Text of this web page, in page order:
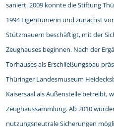
saniert. 2009 konnte die Stiftung
1994 Eigentümerin und zunächst
Stützmauern beschäftigt, mit der
Zeughauses beginnen. Nach der
Torhauses als Erschließungsbau
Thüringer Landesmuseum
Kaisersaal als Außenstelle betreibt,
Zeughaussammlung. Ab 2010
nutzungsneutrale Sicherungen